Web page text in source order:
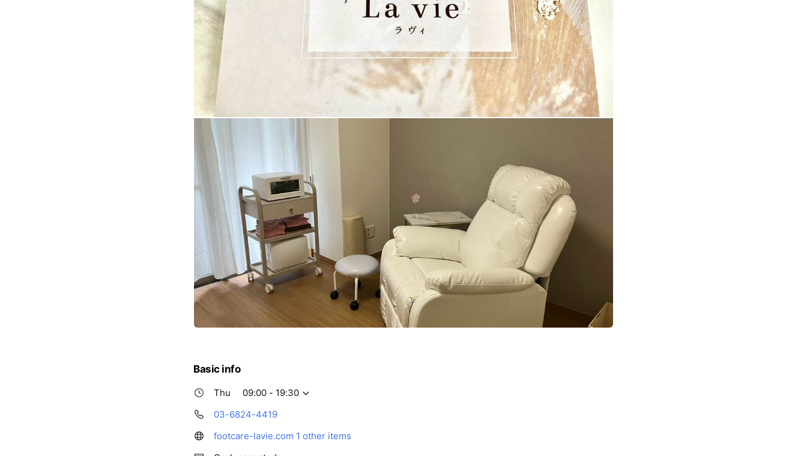
Basic info
Thu
09:00 - 19:30
03-6824-4419
footcare-lavie.com 1 other items